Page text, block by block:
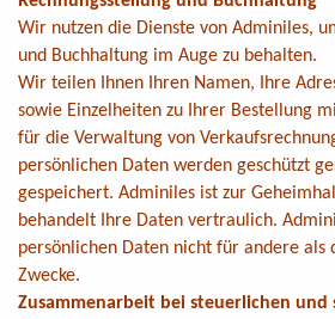
Wir nutzen die Dienste von Adminiles,
und Buchhaltung im Auge zu behalten.
Wir teilen Ihnen Ihren Namen, Ihre
sowie Einzelheiten zu Ihrer Bestellung
für die Verwaltung von
persönlichen Daten werden geschützt
gespeichert. Adminiles ist zur
behandelt Ihre Daten vertraulich.
persönlichen Daten nicht für andere als
Zwecke.
Zusammenarbeit bei steuerlichen